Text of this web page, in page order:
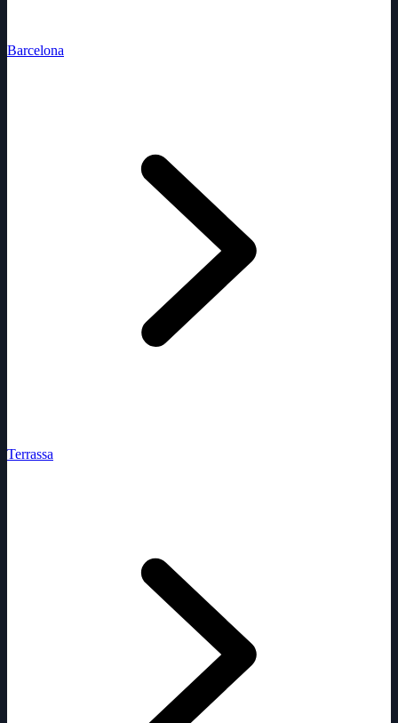
Barcelona
Terrassa